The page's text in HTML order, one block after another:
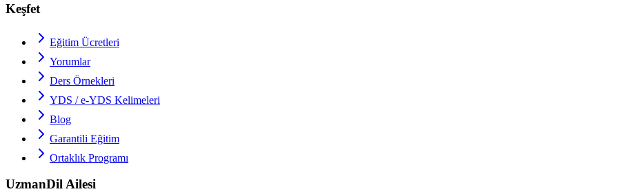
Keşfet
Eğitim Ücretleri
Yorumlar
Ders Örnekleri
YDS / e-YDS Kelimeleri
Blog
Garantili Eğitim
Ortaklık Programı
UzmanDil Ailesi